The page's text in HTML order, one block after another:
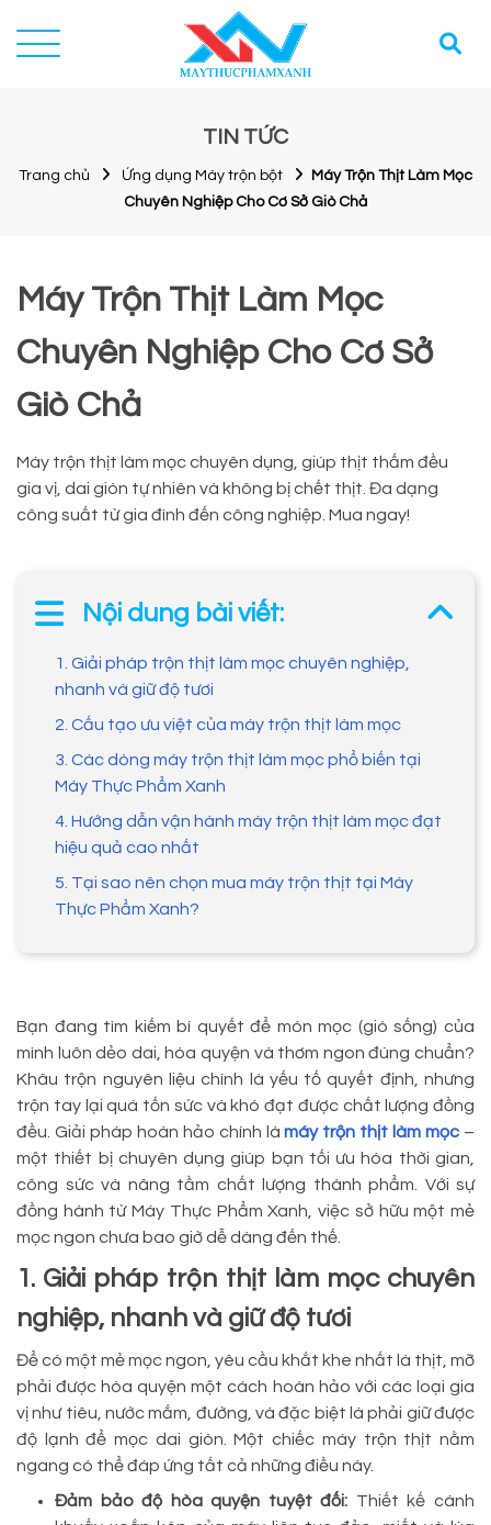
TIN TỨC
Trang chủ Ứng dụng Máy trộn bột
Máy Trộn Thịt Làm Mọc
Chuyên Nghiệp Cho Cơ Sở Giò Chả
Máy Trộn Thịt Làm Mọc
Chuyên Nghiệp Cho Cơ Sở
Giò Chả
Máy trộn thịt làm mọc chuyên dụng, giúp thịt thấm đều
gia vị, dai giòn tự nhiên và không bị chết thịt. Đa dạng
công suất từ gia đình đến công nghiệp. Mua ngay!
Nội dung bài viết:
1. Giải pháp trộn thịt làm mọc chuyên nghiệp,
nhanh và giữ độ tươi
2. Cấu tạo ưu việt của máy trộn thịt làm mọc
3. Các dòng máy trộn thịt làm mọc phổ biến tại
Máy Thực Phẩm Xanh
4. Hướng dẫn vận hành máy trộn thịt làm mọc đạt
hiệu quả cao nhất
5. Tại sao nên chọn mua máy trộn thịt tại Máy
Thực Phẩm Xanh?
Bạn đang tìm kiếm bí quyết để món mọc (giò sống) của
mình luôn dẻo dai, hòa quyện và thơm ngon đúng chuẩn?
Khâu trộn nguyên liệu chính là yếu tố quyết định, nhưng
trộn tay lại quá tốn sức và khó đạt được chất lượng đồng
đều. Giải pháp hoàn hảo chính làmáy trộn thịt làm mọc –
một thiết bị chuyên dụng giúp bạn tối ưu hóa thời gian,
công sức và nâng tầm chất lượng thành phẩm. Với sự
đồng hành từ Máy Thực Phẩm Xanh, việc sở hữu một mẻ
mọc ngon chưa bao giờ dễ dàng đến thế.
1. Giải pháp trộn thịt làm mọc chuyên
nghiệp, nhanh và giữ độ tươi
Để có một mẻ mọc ngon, yêu cầu khắt khe nhất là thịt, mỡ
phải được hòa quyện một cách hoàn hảo với các loại gia
vị như tiêu, nước mắm, đường, và đặc biệt là phải giữ được
độ lạnh để mọc dai giòn. Một chiếc máy trộn thịt nằm
ngang có thể đáp ứng tất cả những điều này.
Đảm bảo độ hòa quyện tuyệt đối: Thiết kế cánh